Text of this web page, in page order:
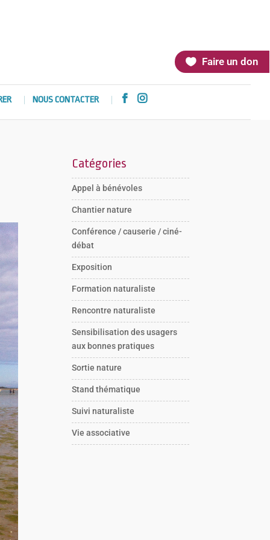
Faire un don
NOUS CONTACTER  
Catégories
Appel à bénévoles
Chantier nature
Conférence / causerie / ciné-
débat
Exposition
Formation naturaliste
Rencontre naturaliste
Sensibilisation des usagers
aux bonnes pratiques
Sortie nature
Stand thématique
Suivi naturaliste
Vie associative